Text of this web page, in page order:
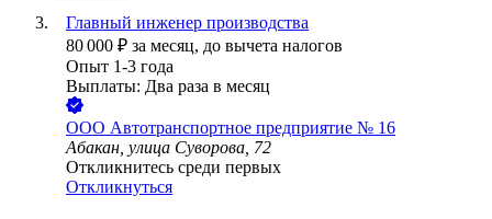
Главный инженер производства
80 000 ₽ за месяц, до вычета налогов
Опыт 1-3 года
Выплаты: Два раза в месяц
ООО Автотранспортное предприятие № 16
Абакан, улица Суворова, 72
Откликнитесь среди первых
Откликнуться